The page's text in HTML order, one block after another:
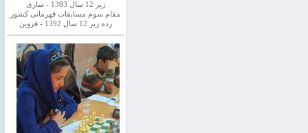
زیر 12 سال 1393 - ساری
مقام سوم مسابقات قهرمانی کشور
رده زیر 12 سال 1392 - قزوین